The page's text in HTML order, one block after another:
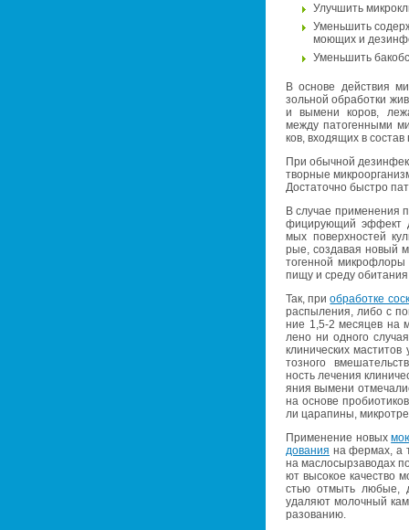
Улуч­шить
Умень­шить
мо­ю­щих и
Умень­шить
В ос­но­ве дей­ствия
золь­ной об­ра­бот­ки
и вы­ме­ни коров,
между па­то­ген­ны­ми
ков, вхо­дя­щих в
При обыч­ной
твор­ные
До­ста­точ­но быст­ро
В слу­чае при­ме­не­ния
фи­ци­ру­ю­щий эф­фект
мых по­верх­но­стей
рые, со­зда­вая новый
то­ген­ной мик­ро­фло­ры
пищу и среду
Так, приоб­ра­бот­ке
рас­пы­ле­ния, либо с
ние 1,5-2 ме­ся­цев на
ле­но ни од­но­го
кли­ни­че­ских
тоз­но­го
ность ле­че­ния
я­ния вы­ме­ни
на ос­но­ве
ли ца­ра­пи­ны,
При­ме­не­ние новых
до­ва­ния на фер­мах, а
на мас­ло­сыр­за­во­дах
ют вы­со­кое ка­че­ство
стью от­мыть любые,
уда­ля­ют мо­лоч­ный
ра­зо­ва­нию.